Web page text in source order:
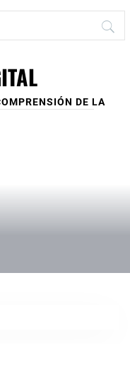
DE LA